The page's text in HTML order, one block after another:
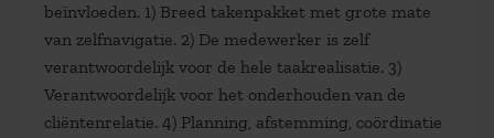
beïnvloeden. 1) Breed takenpakket met grote mate
van zelfnavigatie. 2) De medewerker is zelf
verantwoordelijk voor de hele taakrealisatie. 3)
Verantwoordelijk voor het onderhouden van de
cliëntenrelatie. 4) Planning, afstemming, coördinatie